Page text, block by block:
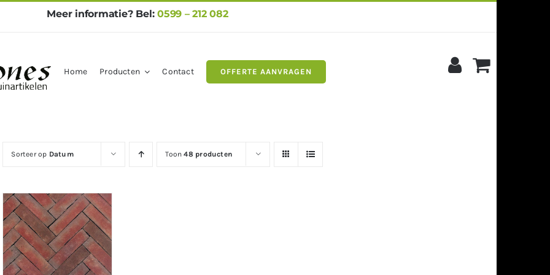
Meer informatie? Bel:0599 – 212 082
Home Producten Contact OFFERTE AANVRAGEN
Sorteer op Datum Toon48 producten